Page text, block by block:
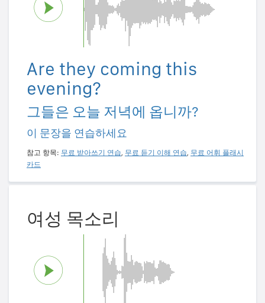
Are they coming this
evening?
그들은 오늘 저녁에 옵니까?
이 문장을 연습하세요
참고 항목: 무료 받아쓰기 연습, 무료 듣기 이해 연습, 무료 어휘 플래시
카드
여성 목소리